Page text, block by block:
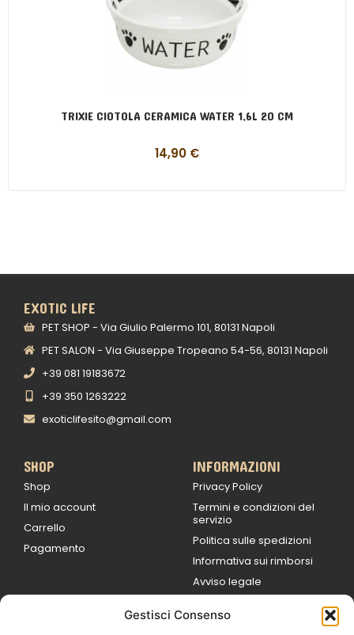
Gestisci Consenso
TRIXIE CIOTOLA CERAMICA WATER 1,6L 20 CM
14,90 €
EXOTIC LIFE
PET SHOP - Via Giulio Palermo 101, 80131 Napoli
PET SALON - Via Giuseppe Tropeano 54-56, 80131 Napoli
+39 081 19183672
+39 350 1263222
exoticlifesito@gmail.com
SHOP
Shop
Il mio account
Carrello
Pagamento
INFORMAZIONI
Privacy Policy
Termini e condizioni del
servizio
Politica sulle spedizioni
Informativa sui rimborsi
Avviso legale
9:00